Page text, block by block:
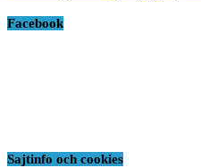
Facebook
Sajtinfo och cookies